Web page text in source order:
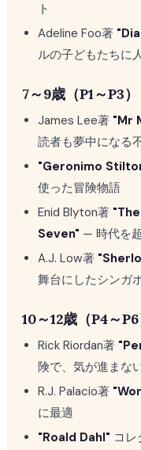
ト
Adeline Foo著
ルの子どもたちに
7～9歳（P1～P3）
James Lee著 "Mr
読者も夢中になる
"Geronimo
使った冒険物語
Enid Blyton著
Seven" — 時代を
A.J. Low著
舞台にしたシンガ
10～12歳（P4～P6
Rick Riordan著
険で、気が進まな
R.J. Palacio著
に最適
"Roald Dahl" コ